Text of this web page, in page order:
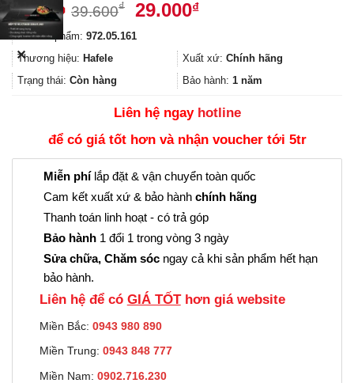
39.600₫
Giá
là:
39.600₫.
29.000₫Giá
là:
29.000₫.
Mã sản phẩm: 972.05.161
Thương hiệu: Hafele Xuất xứ: Chính hãng
Trạng thái: Còn hàng Bảo hành: 1 năm
Liên hệ ngay hotline
để có giá tốt hơn và nhận voucher tới 5tr
Miễn phílắp đặt & vận chuyển toàn quốc
Cam kết xuất xứ & bảo hành chính hãng
Thanh toán linh hoạt - có trả góp
Bảo hành 1 đổi 1 trong vòng 3 ngày
Sửa chữa, Chăm sóc ngay cả khi sản phẩm hết hạn
bảo hành.
Liên hệ để có GIÁ TỐThơn giá website
Miền Bắc: 0943 980 890
Miền Trung: 0943 848 777
Miền Nam: 0902.716.230
✕